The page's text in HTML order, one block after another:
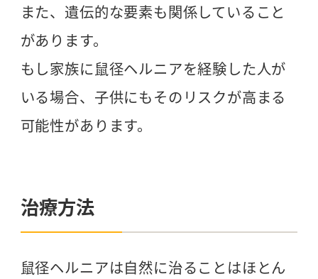
また、遺伝的な要素も関係していること
があります。
もし家族に鼠径ヘルニアを経験した人が
いる場合、子供にもそのリスクが高まる
可能性があります。
治療方法
鼠径ヘルニアは自然に治ることはほとん